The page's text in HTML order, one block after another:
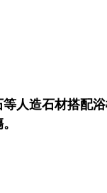
人造石材搭配浴